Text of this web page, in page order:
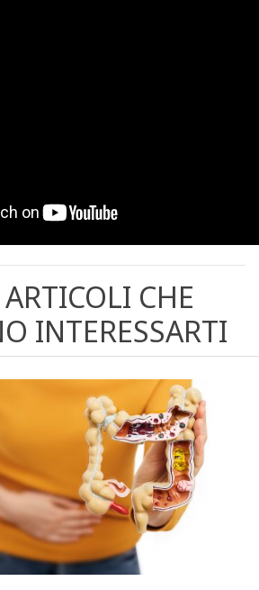
CHE
INTERESSARTI